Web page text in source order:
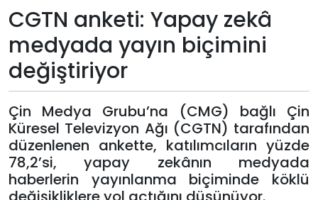
Künye
Giriş
Yap
CGTN anketi: Yapay zekâ
medyada yayın biçimini
değiştiriyor
Çin Medya Grubu’na (CMG) bağlı Çin
Küresel Televizyon Ağı (CGTN) tarafından
düzenlenen ankette, katılımcıların yüzde
78,2’si, yapay zekânın medyada
haberlerin yayınlanma biçiminde köklü